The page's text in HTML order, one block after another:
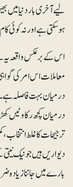
لیے آخری بار دنیا میں
ہوسکتی ہے اور نہ کوئی
اس کے برعکس واقعہ یہ
معاملات اس امر کی
درمیان بہت فاصلہ
درمیان کچھ رکاوٹیں
ترجیحات کا غلط انتخاب،
دیواریں ہیں جو نیک
بارے میں جاننا